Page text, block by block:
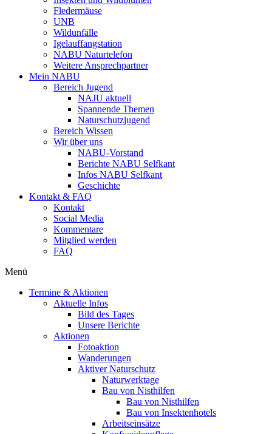
Fledermäuse
UNB
Wildunfälle
Igelauffangstation
NABU Naturtelefon
Weitere Ansprechpartner
Mein NABU
Bereich Jugend
NAJU aktuell
Spannende Themen
Naturschutzjugend
Bereich Wissen
Wir über uns
NABU-Vorstand
Berichte NABU Selfkant
Infos NABU Selfkant
Geschichte
Kontakt & FAQ
Kontakt
Social Media
Kommentare
Mitglied werden
FAQ
Menü
Termine & Aktionen
Aktuelle Infos
Bild des Tages
Unsere Berichte
Aktionen
Fotoaktion
Wanderungen
Aktiver Naturschutz
Naturwerktage
Bau von Nisthilfen
Bau von Nisthilfen
Bau von Insektenhotels
Arbeitseinsätze